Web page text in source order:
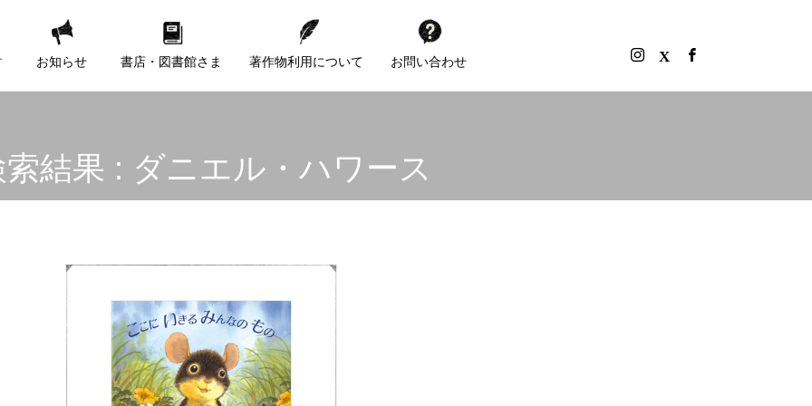
お知らせ 書店・図書館さま 著作物利用について お問い合わせ
結果 : ダニエル・ハワース